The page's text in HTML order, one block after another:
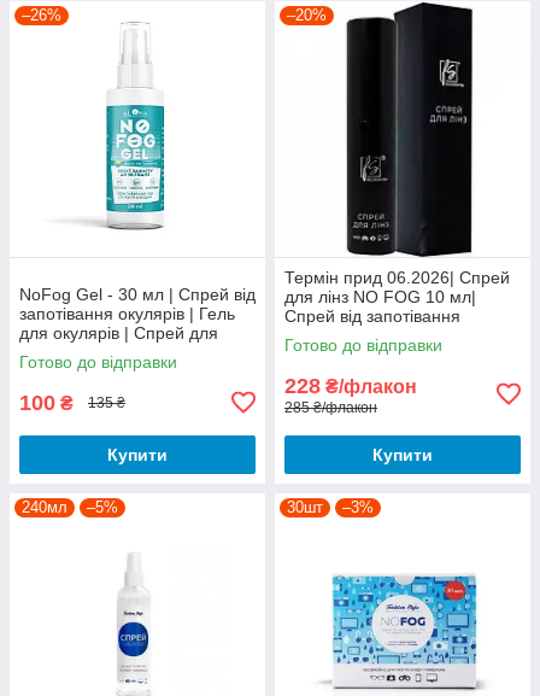
–26%
NoFog Gel - 30 мл | Спрей від
запотівання окулярів | Гель
для окулярів | Спрей для
очков
Готово до відправки
100 ₴ 135 ₴
Купити
–20%
Термін прид 06.2026| Спрей
для лінз NO FOG 10 мл|
Спрей від запотівання
окулярів| Спрей проти
запотівання окулярів| AntiFog
Готово до відправки
228 ₴/флакон
285 ₴/флакон
Купити
240мл –5% 30шт –3%